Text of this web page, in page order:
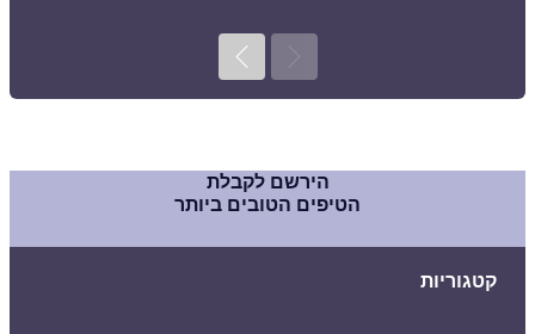
Previous
Next
הירשם לקבלת
הטיפים הטובים ביותר
קטגוריות